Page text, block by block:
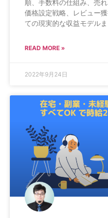
順、手数料の仕組み、売
価格設定戦略、レビュー
ての現実的な収益モデルま
READ MORE »
2022年9月24日